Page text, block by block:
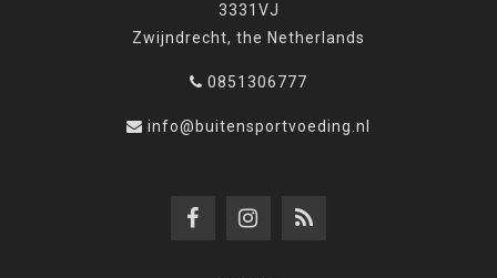
3331VJ
Zwijndrecht, the Netherlands
0851306777
info@buitensportvoeding.nl